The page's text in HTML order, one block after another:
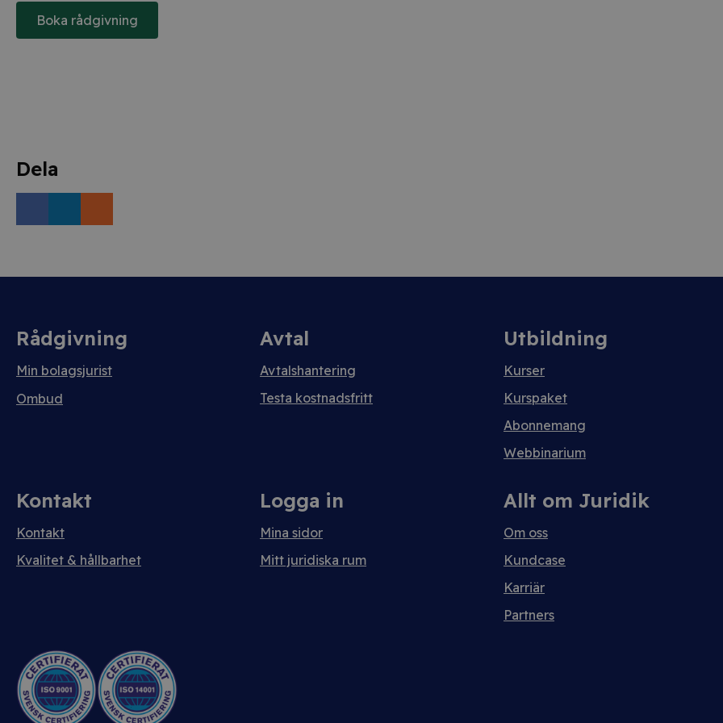
Boka rådgivning
Dela
Rådgivning
Min bolagsjurist
Ombud
Avtal
Avtalshantering
Testa kostnadsfritt
Utbildning
Kurser
Kurspaket
Abonnemang
Webbinarium
Kontakt
Kontakt
Kvalitet & hållbarhet
Logga in
Mina sidor
Mitt juridiska rum
Allt om Juridik
Om oss
Kundcase
Karriär
Partners